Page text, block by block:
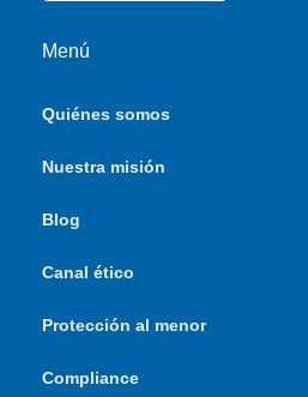
Menú
Quiénes somos
Nuestra misión
Blog
Canal ético
Protección al menor
Compliance